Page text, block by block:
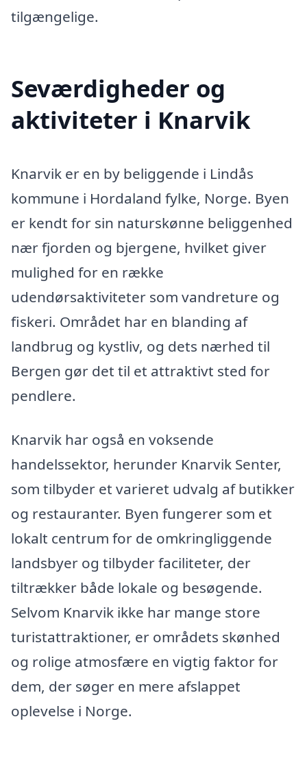
tilgængelige.
Seværdigheder og
aktiviteter i Knarvik
Knarvik er en by beliggende i Lindås
kommune i Hordaland fylke, Norge. Byen
er kendt for sin naturskønne beliggenhed
nær fjorden og bjergene, hvilket giver
mulighed for en række
udendørsaktiviteter som vandreture og
fiskeri. Området har en blanding af
landbrug og kystliv, og dets nærhed til
Bergen gør det til et attraktivt sted for
pendlere.
Knarvik har også en voksende
handelssektor, herunder Knarvik Senter,
som tilbyder et varieret udvalg af butikker
og restauranter. Byen fungerer som et
lokalt centrum for de omkringliggende
landsbyer og tilbyder faciliteter, der
tiltrækker både lokale og besøgende.
Selvom Knarvik ikke har mange store
turistattraktioner, er områdets skønhed
og rolige atmosfære en vigtig faktor for
dem, der søger en mere afslappet
oplevelse i Norge.